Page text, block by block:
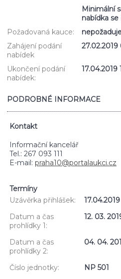
Minimální
nabídka
Požadovaná kauce:
Zahájení podání
nabídek
Ukončení podání
nabídek:
17.04.2019
PODROBNÉ INFORMACE
Kontakt
Informační kancelář
Tel.: 267 093 111
E-mail: praha10@portalaukci.cz
Termíny
Uzávěrka přihlášek:
Datum a čas
prohlídky 1:
12. 03.
Datum a čas
prohlídky 2:
04. 04.
Číslo jednotky: NP 501